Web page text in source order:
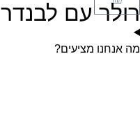
רולר עם לבנדר
מה אנחנו מציעים?